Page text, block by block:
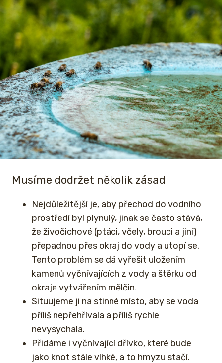
Musíme dodržet několik zásad
Nejdůležitější je, aby přechod do vodního
prostředí byl plynulý, jinak se často stává,
že živočichové (ptáci, včely, brouci a jiní)
přepadnou přes okraj do vody a utopí se.
Tento problém se dá vyřešit uložením
kamenů vyčnívajících z vody a štěrku od
okraje vytvářením mělčin.
Situujeme ji na stinné místo, aby se voda
příliš nepřehřívala a příliš rychle
nevysychala.
Přidáme i vyčnívající dřívko, které bude
jako knot stále vlhké, a to hmyzu stačí.